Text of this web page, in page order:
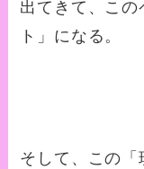
出てきて、この
ト」になる。
そして、この